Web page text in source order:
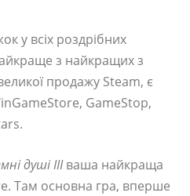
у всіх роздрібних
з найкращих з
продажу Steam, є
GameStop,
душі IIIваша найкраща
Там основна гра, вперше